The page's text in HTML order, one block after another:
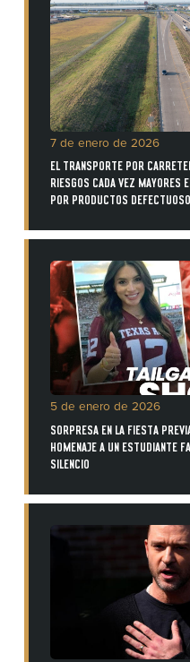
7 de enero de 2026
EL TRANSPORTE POR
RIESGOS CADA VEZ MAYORES
POR PRODUCTOS
5 de enero de 2026
SORPRESA EN LA FIESTA
HOMENAJE A UN ESTUDIANTE
SILENCIO